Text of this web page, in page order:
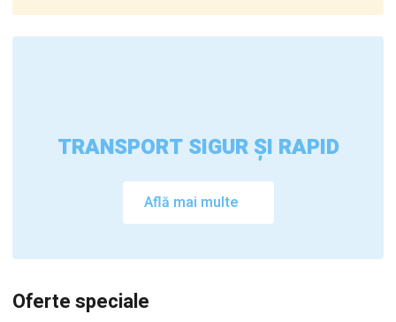
TRANSPORT SIGUR ȘI RAPID
Află mai multe
Oferte speciale